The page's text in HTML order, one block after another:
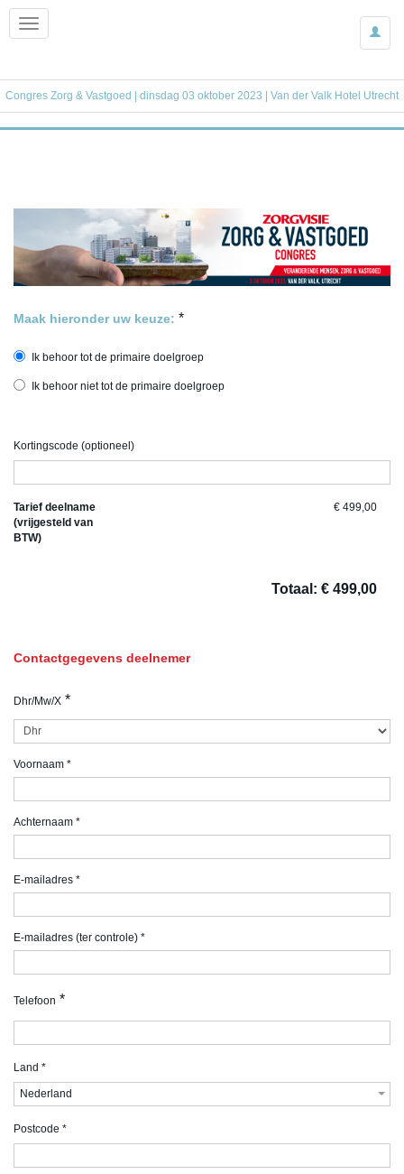
Congres Zorg & Vastgoed | dinsdag 03 oktober 2023 | Van der Valk Hotel Utrecht
Maak hieronder uw keuze: *
Ik behoor tot de primaire doelgroep
Ik behoor niet tot de primaire doelgroep
Kortingscode (optioneel)
Tarief deelname
(vrijgesteld van
BTW)
€ 499,00
Totaal: € 499,00
Contactgegevens deelnemer
Dhr/Mw/X *
Voornaam *
Achternaam *
E-mailadres *
E-mailadres (ter controle) *
Telefoon *
Land *
Nederland
Postcode *